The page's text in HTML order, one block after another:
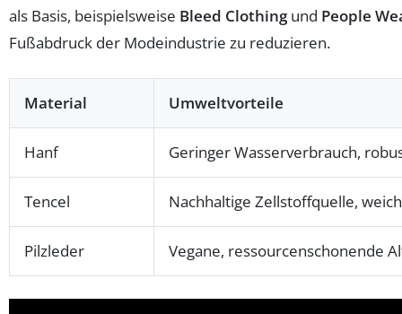
als Basis, beispielsweise Bleed Clothingund People
Fußabdruck der Modeindustrie zu reduzieren.
Material Umweltvorteile
Hanf Geringer Wasserverbrauch,
Tencel Nachhaltige Zellstoffquelle,
Pilzleder Vegane, ressourcenschonende